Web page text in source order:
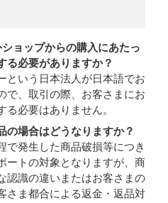
ショップからの購入にあたっ
る必要がありますか？
という日本法人が日本語でお
で、取引の際、お客さまにお
る必要はありません。
の場合はどうなりますか？
で発生した商品破損等につき
ートの対象となりますが、商
認識の違いまたはお客さまの
さま都合による返金・返品対